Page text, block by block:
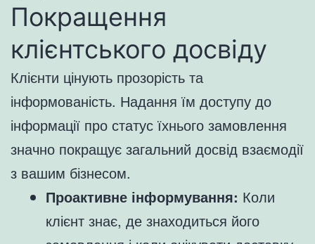
Покращення
клієнтського досвіду
Клієнти цінують прозорість та
інформованість. Надання їм доступу до
інформації про статус їхнього замовлення
значно покращує загальний досвід взаємодії
з вашим бізнесом.
Проактивне інформування: Коли
клієнт знає, де знаходиться його